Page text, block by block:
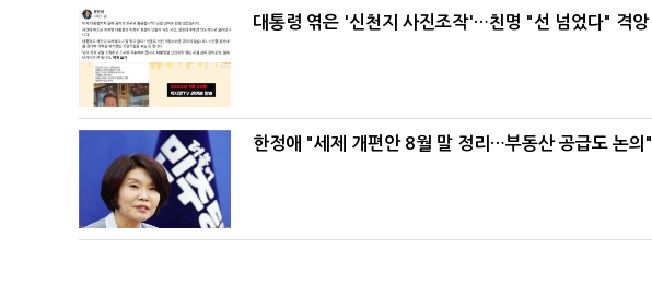
대통령 엮은 '신천지 사진조작'…친명 "선 넘었다" 격앙
한정애 "세제 개편안 8월 말 정리…부동산 공급도 논의"